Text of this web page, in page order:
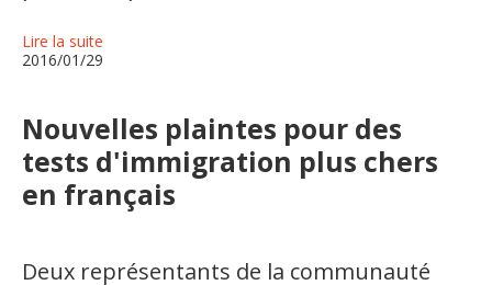
Lire la suite
2016/01/29
Nouvelles plaintes pour des
tests d'immigration plus chers
en français
Deux représentants de la communauté